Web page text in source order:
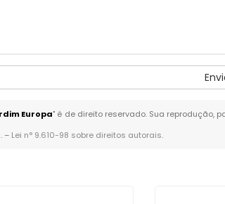
Europa" é de direito reservado. Sua reprodução,
– Lei n° 9.610-98 sobre direitos autorais.